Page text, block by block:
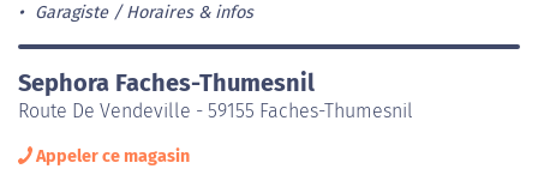
Garagiste Horaires & infos
Sephora Faches-Thumesnil
Route De Vendeville - 59155 Faches-Thumesnil
Appeler ce magasin